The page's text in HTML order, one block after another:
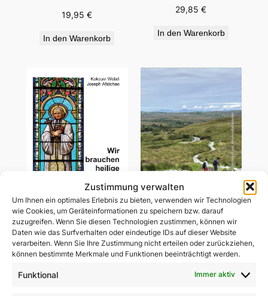
Zustimmung verwalten
Um Ihnen ein optimales Erlebnis zu bieten, verwenden wir Technologien
wie Cookies, um Geräteinformationen zu speichern bzw. darauf
zuzugreifen. Wenn Sie diesen Technologien zustimmen, können wir
Daten wie das Surfverhalten oder eindeutige IDs auf dieser Website
verarbeiten. Wenn Sie Ihre Zustimmung nicht erteilen oder zurückziehen,
können bestimmte Merkmale und Funktionen beeinträchtigt werden.
Funktional Immer aktiv
19,95€
In den Warenkorb
29,85€
In den Warenkorb
Wir brauchen heilige
Priester
Gemeinsam unterwegs
in schwerer Zeit